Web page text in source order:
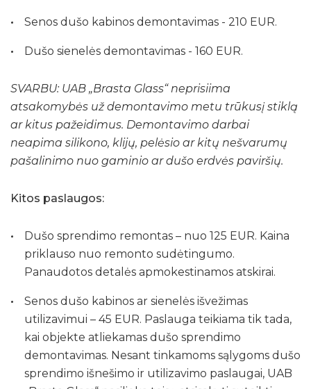
Senos dušo kabinos demontavimas - 210 EUR.
Dušo sienelės demontavimas - 160 EUR.
SVARBU: UAB „Brasta Glass“ neprisiima
atsakomybės už demontavimo metu trūkusį stiklą
ar kitus pažeidimus. Demontavimo darbai
neapima silikono, klijų, pelėsio ar kitų nešvarumų
pašalinimo nuo gaminio ar dušo erdvės paviršių.
Kitos paslaugos:
Dušo sprendimo remontas – nuo 125 EUR. Kaina
priklauso nuo remonto sudėtingumo.
Panaudotos detalės apmokestinamos atskirai.
Senos dušo kabinos ar sienelės išvežimas
utilizavimui – 45 EUR. Paslauga teikiama tik tada,
kai objekte atliekamas dušo sprendimo
demontavimas. Nesant tinkamoms sąlygoms dušo
sprendimo išnešimo ir utilizavimo paslaugai, UAB